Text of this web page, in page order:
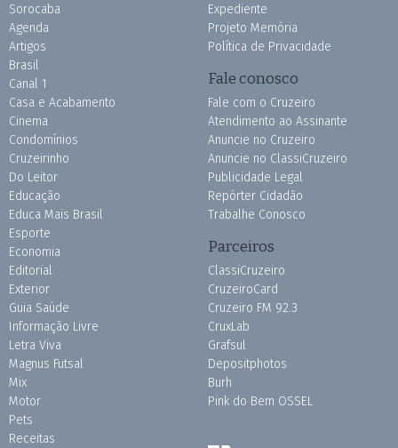
Sorocaba
Agenda
Artigos
Brasil
Canal 1
Casa e Acabamento
Cinema
Condomínios
Cruzeirinho
Do Leitor
Educação
Educa Mais Brasil
Esporte
Economia
Editorial
Exterior
Guia Saúde
Informação Livre
Letra Viva
Magnus Futsal
Mix
Motor
Pets
Receitas
Expediente
Projeto Memória
Política de Privacidade
Fale conosco
Fale com o Cruzeiro
Atendimento ao Assinante
Anuncie no Cruzeiro
Anuncie no ClassiCruzeiro
Publicidade Legal
Repórter Cidadão
Trabalhe Conosco
Parceiros
ClassiCruzeiro
CruzeiroCard
Cruzeiro FM 92.3
CruxLab
Grafsul
Depositphotos
Burh
Pink do Bem OSSEL